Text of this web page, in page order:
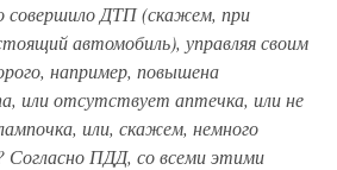
совершило ДТП (скажем, при
автомобиль), управляя своим
например, повышена
или отсутствует аптечка, или не
или, скажем, немного
Согласно ПДД, со всеми этими